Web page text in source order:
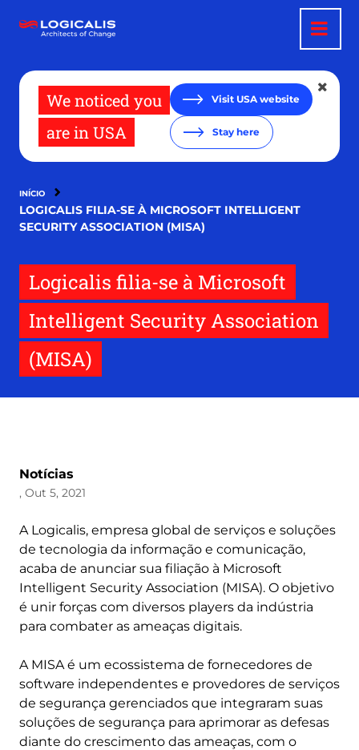
para
We noticed you
are in USA
Visit USA website
Stay here
INÍCIO
LOGICALIS FILIA-SE À MICROSOFT INTELLIGENT
SECURITY ASSOCIATION (MISA)
Logicalis filia-se à Microsoft
Intelligent Security Association
(MISA)
Notícias
, Out 5, 2021
A Logicalis, empresa global de serviços e soluções
de tecnologia da informação e comunicação,
acaba de anunciar sua filiação à Microsoft
Intelligent Security Association (MISA). O objetivo
é unir forças com diversos players da indústria
para combater as ameaças digitais.
A MISA é um ecossistema de fornecedores de
software independentes e provedores de serviços
de segurança gerenciados que integraram suas
soluções de segurança para aprimorar as defesas
diante do crescimento das ameaças, com o